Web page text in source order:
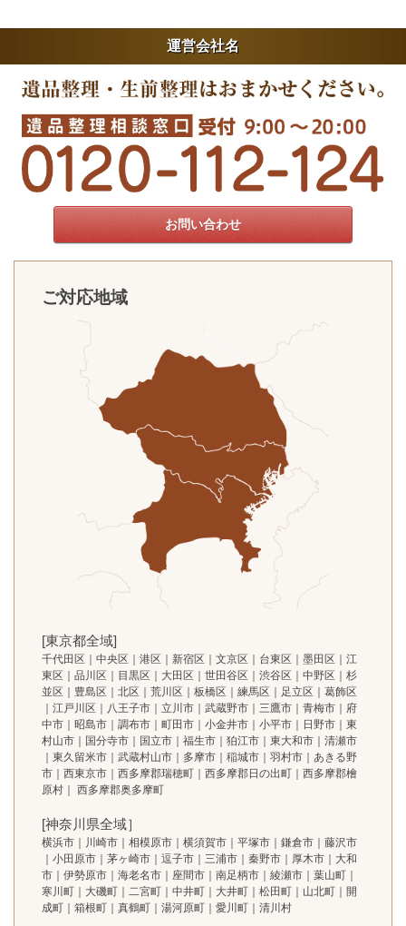
運営会社名
お問い合わせ
ご対応地域
[東京都全域]
千代田区｜中央区｜港区｜新宿区｜文京区｜台東区｜墨田区｜江
東区｜品川区｜目黒区｜大田区｜世田谷区｜渋谷区｜中野区｜杉
並区｜豊島区｜北区｜荒川区｜板橋区｜練馬区｜足立区｜葛飾区
｜江戸川区｜八王子市｜立川市｜武蔵野市｜三鷹市｜青梅市｜府
中市｜昭島市｜調布市｜町田市｜小金井市｜小平市｜日野市｜東
村山市｜国分寺市｜国立市｜福生市｜狛江市｜東大和市｜清瀬市
｜東久留米市｜武蔵村山市｜多摩市｜稲城市｜羽村市｜あきる野
市｜西東京市｜西多摩郡瑞穂町｜西多摩郡日の出町｜西多摩郡檜
原村｜ 西多摩郡奥多摩町
[神奈川県全域］
横浜市｜川崎市｜相模原市｜横須賀市｜平塚市｜鎌倉市｜藤沢市
｜小田原市｜茅ヶ崎市｜逗子市｜三浦市｜秦野市｜厚木市｜大和
市｜伊勢原市｜海老名市｜座間市｜南足柄市｜綾瀬市｜葉山町｜
寒川町｜大磯町｜二宮町｜中井町｜大井町｜松田町｜山北町｜開
成町｜箱根町｜真鶴町｜湯河原町｜愛川町｜清川村